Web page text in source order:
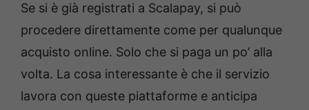
Se si è già registrati a Scalapay, si può
procedere direttamente come per qualunque
acquisto online. Solo che si paga un po’ alla
volta. La cosa interessante è che il servizio
lavora con queste piattaforme e anticipa